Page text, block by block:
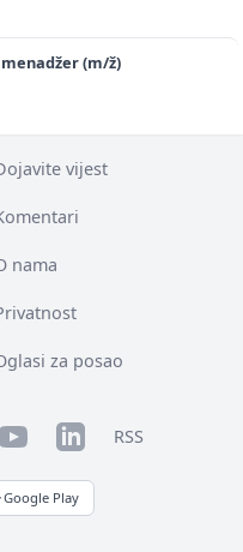
(m/ž)
vijest
nama
za posao
YouTubeLinkedInRSS
Google Play